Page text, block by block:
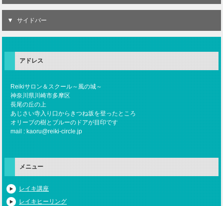
サイドバー
アドレス
Reikiサロン＆スクール～風の城～
神奈川県川崎市多摩区
長尾の丘の上
あじさい寺入り口からきつね坂を登ったところ
オリーブの樹とブルーのドアが目印です
mail : kaoru@reiki-circle.jp
メニュー
レイキ講座
レイキヒーリング